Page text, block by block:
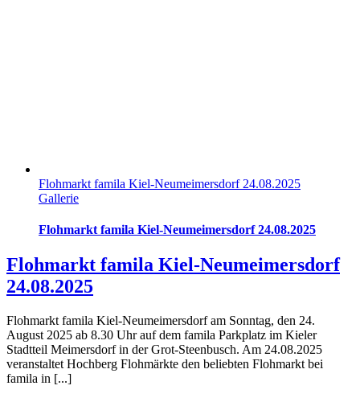
Flohmarkt famila Kiel-Neumeimersdorf 24.08.2025
Gallerie
Flohmarkt famila Kiel-Neumeimersdorf 24.08.2025
Flohmarkt famila Kiel-Neumeimersdorf
24.08.2025
Flohmarkt famila Kiel-Neumeimersdorf am Sonntag, den 24.
August 2025 ab 8.30 Uhr auf dem famila Parkplatz im Kieler
Stadtteil Meimersdorf in der Grot-Steenbusch. Am 24.08.2025
veranstaltet Hochberg Flohmärkte den beliebten Flohmarkt bei
famila in [...]